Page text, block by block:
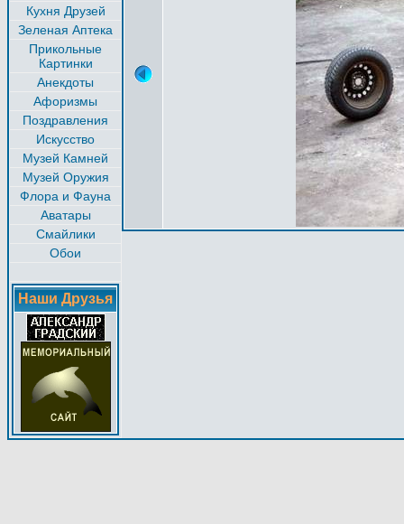
Кухня Друзей
Зеленая Аптека
Прикольные
Картинки
Анекдоты
Афоризмы
Поздравления
Искусство
Музей Камней
Музей Оружия
Флора и Фауна
Аватары
Смайлики
Обои
Наши Друзья